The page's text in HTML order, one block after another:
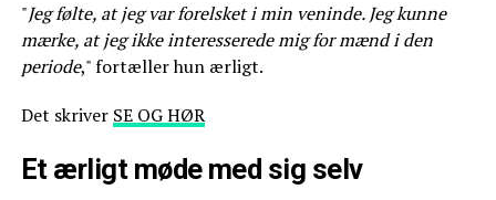
"Jeg følte, at jeg var forelsket i min veninde. Jeg kunne
mærke, at jeg ikke interesserede mig for mænd i den
periode," fortæller hun ærligt.
Det skriver SE OG HØR
Et ærligt møde med sig selv